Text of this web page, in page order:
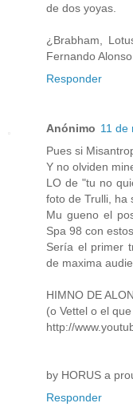
de dos yoyas.
¿Brabham,
Fernando
Responder
Anónimo 11 de
Pues si
Y no olviden
LO de "tu no
foto de Trulli, ha
Mu gueno el
Spa 98 con
Sería el primer
de maxima
HIMNO DE
(o Vettel o el
http://
by HORUS a
Responder